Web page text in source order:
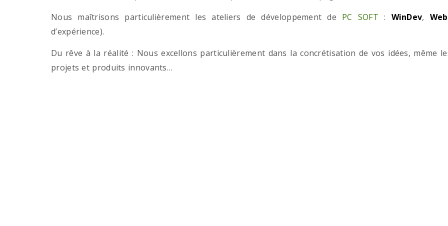
Nous maîtrisons particulièrement les ateliers de développement de PC SOFT : WinDev,
d’expérience).
Du rêve à la réalité : Nous excellons particulièrement dans la concrétisation de vos idées, même
projets et produits innovants…